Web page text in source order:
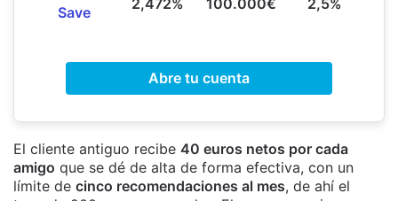
Save
Abre tu cuenta
El cliente antiguo recibe 40 euros netos por cada
amigo que se dé de alta de forma efectiva, con un
límite de cinco recomendaciones al mes, de ahí el